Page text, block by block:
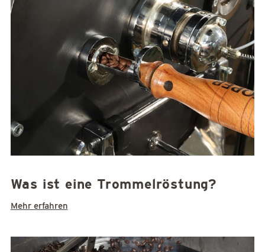
Was ist eine Trommelröstung?
Mehr erfahren